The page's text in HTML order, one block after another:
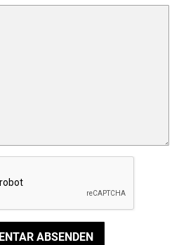
ABSENDEN